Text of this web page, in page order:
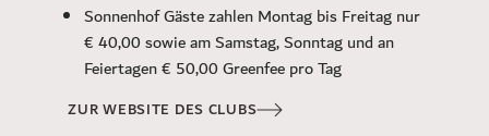
Sonnenhof Gäste zahlen Montag bis Freitag nur
€ 40,00 sowie am Samstag, Sonntag und an
Feiertagen € 50,00 Greenfee pro Tag
ZUR WEBSITE DES CLUBS